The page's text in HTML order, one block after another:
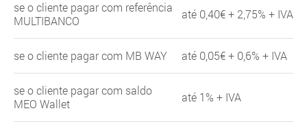
se o cliente pagar com referência
MULTIBANCO
até 0,40€ + 2,75% + IVA
se o cliente pagar com MB WAY até 0,05€ + 0,6% + IVA
se o cliente pagar com saldo
MEO Wallet
até 1% + IVA